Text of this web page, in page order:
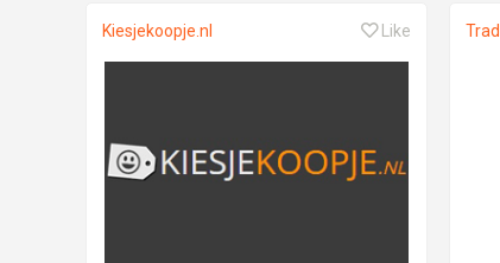
Kiesjekoopje.nl Like